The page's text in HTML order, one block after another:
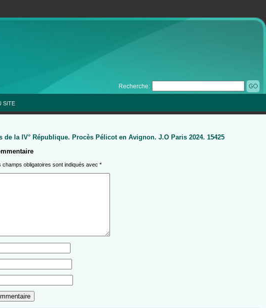
Recherche:
SITE
la IV° République. Procès Pélicot en Avignon. J.O Paris 2024. 15425
champs obligatoires sont indiqués avec*